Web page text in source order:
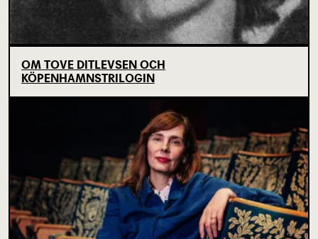
OM TOVE DITLEVSEN OCH
KÖPENHAMNSTRILOGIN